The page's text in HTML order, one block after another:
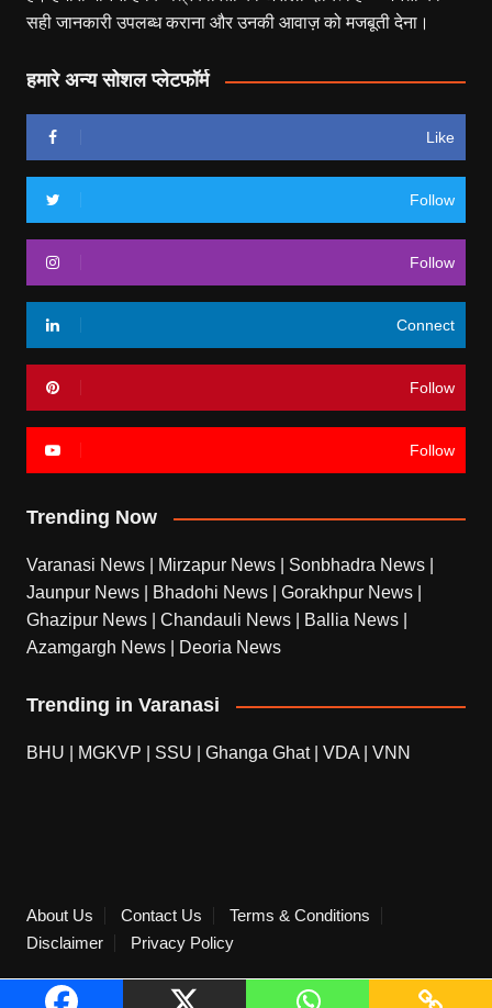
सही जानकारी उपलब्ध कराना और उनकी आवाज़ को मजबूती देना।
हमारे अन्य सोशल प्लेटफॉर्म
Like
Follow
Follow
Connect
Follow
Follow
Trending Now
Varanasi News Mirzapur News Sonbhadra News
Jaunpur News
Bhadohi News Gorakhpur News
Ghazipur News
Chandauli News Ballia News
Azamgargh News
Deoria News
Trending in Varanasi
BHU MGKVP SSU Ghanga Ghat| VDA VNN
About Us Contact Us
Terms & Conditions
Disclaimer
Privacy Policy